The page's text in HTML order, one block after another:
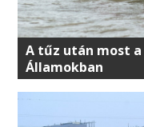
A tűz után most
Államokban